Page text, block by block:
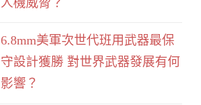
6.8mm美軍次世代班用武器最保
守設計獲勝 對世界武器發展有何
影響？